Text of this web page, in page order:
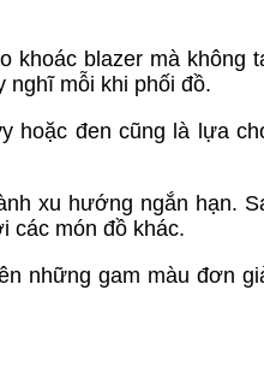
khoác blazer mà không
nghĩ mỗi khi phối đồ.
hoặc đen cũng là lựa
xu hướng ngắn hạn.
các món đồ khác.
những gam màu đơn